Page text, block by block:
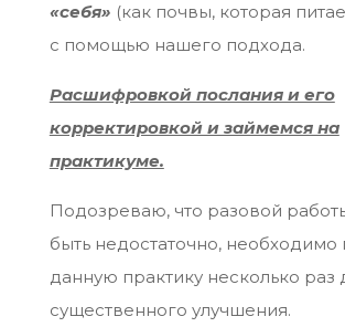
«себя» (как почвы, которая
с помощью нашего подхода.
Расшифровкой послания и его
корректировкой и займемся на
практикуме.
Подозреваю, что разовой
быть недостаточно, необходимо
данную практику несколько раз
существенного улучшения.